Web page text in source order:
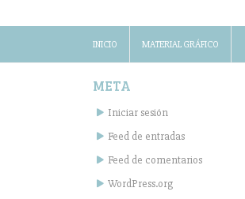
INICIO MATERIAL GRÁFICO
META
Iniciar sesión
Feed de entradas
Feed de comentarios
WordPress.org